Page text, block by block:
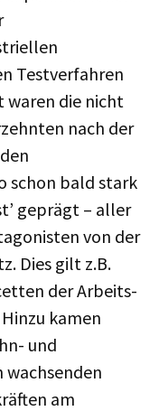
Testverfahren
waren die nicht
nach der
schon bald stark
geprägt – aller
von der
Dies gilt z.B.
der Arbeits-
Hinzu kamen
und
wachsenden
am